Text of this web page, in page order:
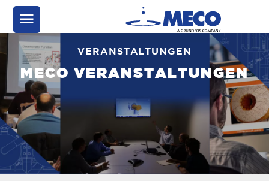
VERANSTALTUNGEN
MECO VERANSTALTUNGEN